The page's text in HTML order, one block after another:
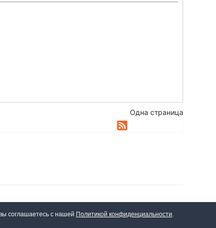
Удача влияет на шансы вашего персонажа
использует скрытые от глаз игрока броски
Одна страница
Сайт работает на Intellect Board Pro
соглашаетесь с нашей Политикой конфиденциальности.